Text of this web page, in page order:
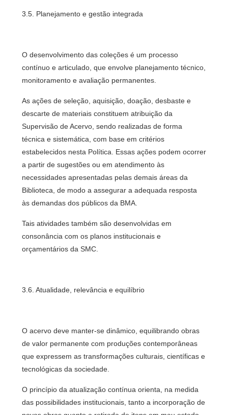
3.5. Planejamento e gestão integrada
O desenvolvimento das coleções é um processo
contínuo e articulado, que envolve planejamento técnico,
monitoramento e avaliação permanentes.
As ações de seleção, aquisição, doação, desbaste e
descarte de materiais constituem atribuição da
Supervisão de Acervo, sendo realizadas de forma
técnica e sistemática, com base em critérios
estabelecidos nesta Política. Essas ações podem ocorrer
a partir de sugestões ou em atendimento às
necessidades apresentadas pelas demais áreas da
Biblioteca, de modo a assegurar a adequada resposta
às demandas dos públicos da BMA.
Tais atividades também são desenvolvidas em
consonância com os planos institucionais e
orçamentários da SMC.
3.6. Atualidade, relevância e equilíbrio
O acervo deve manter-se dinâmico, equilibrando obras
de valor permanente com produções contemporâneas
que expressem as transformações culturais, científicas e
tecnológicas da sociedade.
O princípio da atualização contínua orienta, na medida
das possibilidades institucionais, tanto a incorporação de